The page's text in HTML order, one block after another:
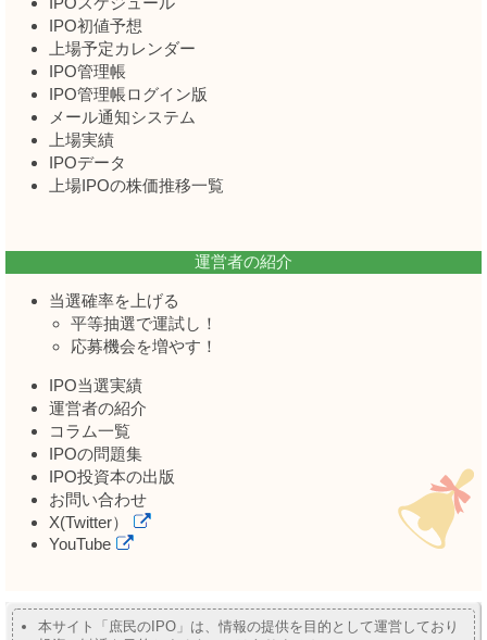
IPO初値予想
上場予定カレンダー
IPO管理帳
IPO管理帳ログイン版
メール通知システム
上場実績
IPOデータ
上場IPOの株価推移一覧
運営者の紹介
当選確率を上げる
平等抽選で運試し！
応募機会を増やす！
IPO当選実績
運営者の紹介
コラム一覧
IPOの問題集
IPO投資本の出版
お問い合わせ
X(Twitter）
YouTube
本サイト「庶民のIPO」は、情報の提供を目的として運営しており